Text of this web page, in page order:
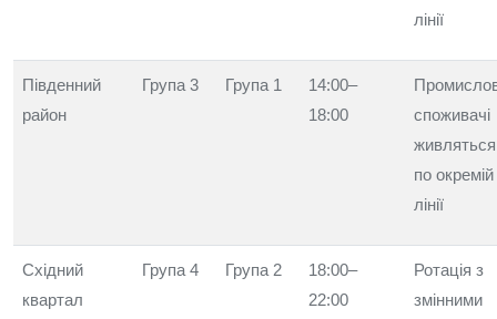
лінії
Південний
район
Група 3 Група 1
14:00–
18:00
споживачі
живляться
по окремій
лінії
Східний
квартал
Група 4 Група 2
18:00–
22:00
Ротація з
змінними